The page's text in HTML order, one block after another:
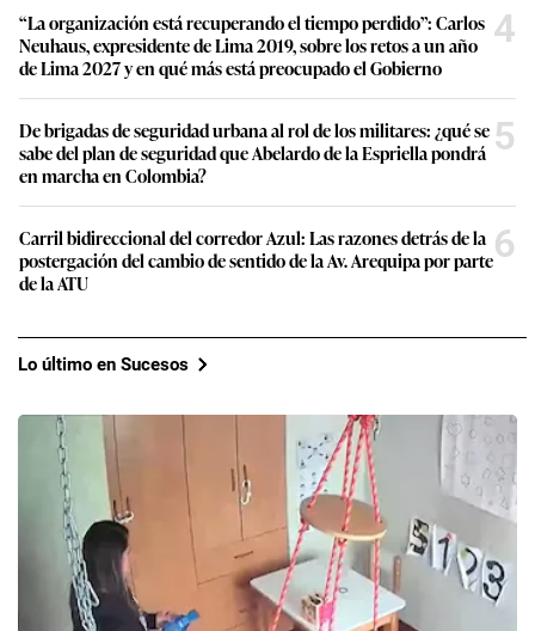
“La organización está recuperando el tiempo perdido”: Carlos
Neuhaus, expresidente de Lima 2019, sobre los retos a un año
de Lima 2027 y en qué más está preocupado el Gobierno
4
De brigadas de seguridad urbana al rol de los militares: ¿qué se
sabe del plan de seguridad que Abelardo de la Espriella pondrá
en marcha en Colombia?
5
Carril bidireccional del corredor Azul: Las razones detrás de la
postergación del cambio de sentido de la Av. Arequipa por parte
de la ATU
6
Lo último en Sucesos